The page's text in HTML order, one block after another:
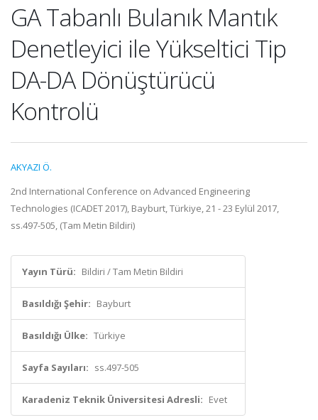
GA Tabanlı Bulanık Mantık
Denetleyici ile Yükseltici Tip
DA-DA Dönüştürücü
Kontrolü
AKYAZI Ö.
2nd International Conference on Advanced Engineering
Technologies (ICADET 2017), Bayburt, Türkiye, 21 - 23 Eylül 2017,
ss.497-505, (Tam Metin Bildiri)
Yayın Türü: Bildiri / Tam Metin Bildiri
Basıldığı Şehir: Bayburt
Basıldığı Ülke: Türkiye
Sayfa Sayıları: ss.497-505
Karadeniz Teknik Üniversitesi Adresli: Evet